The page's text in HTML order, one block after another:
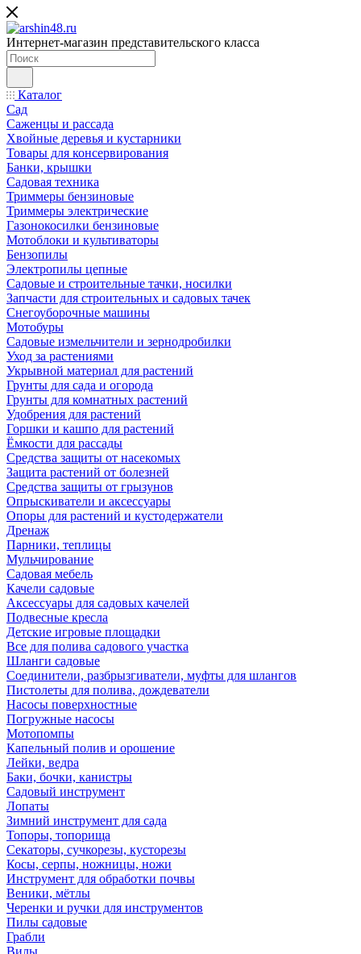
Интернет-магазин представительского класса
Каталог
Сад
Саженцы и рассада
Хвойные деревья и кустарники
Товары для консервирования
Банки, крышки
Садовая техника
Триммеры бензиновые
Триммеры электрические
Газонокосилки бензиновые
Мотоблоки и культиваторы
Бензопилы
Электропилы цепные
Садовые и строительные тачки, носилки
Запчасти для строительных и садовых тачек
Снегоуборочные машины
Мотобуры
Садовые измельчители и зернодробилки
Уход за растениями
Укрывной материал для растений
Грунты для сада и огорода
Грунты для комнатных растений
Удобрения для растений
Горшки и кашпо для растений
Ёмкости для рассады
Средства защиты от насекомых
Защита растений от болезней
Средства защиты от грызунов
Опрыскиватели и аксессуары
Опоры для растений и кустодержатели
Дренаж
Парники, теплицы
Мульчирование
Садовая мебель
Качели садовые
Аксессуары для садовых качелей
Подвесные кресла
Детские игровые площадки
Все для полива садового участка
Шланги садовые
Соединители, разбрызгиватели, муфты для шлангов
Пистолеты для полива, дождеватели
Насосы поверхностные
Погружные насосы
Мотопомпы
Капельный полив и орошение
Лейки, ведра
Баки, бочки, канистры
Садовый инструмент
Лопаты
Зимний инструмент для сада
Топоры, топорища
Секаторы, сучкорезы, кусторезы
Косы, серпы, ножницы, ножи
Инструмент для обработки почвы
Веники, мётлы
Черенки и ручки для инструментов
Пилы садовые
Грабли
Вилы